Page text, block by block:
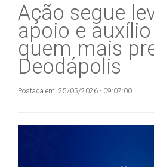
Ação segue
apoio e
quem mais
Deodápolis
Postada em: 25/05/2026 - 09:07:00